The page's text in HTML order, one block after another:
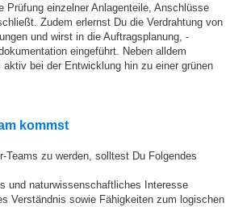
Prüfung einzelner Anlagenteile, Anschlüsse
Zudem erlernst Du die Verdrahtung von
und wirst in die Auftragsplanung, -
eingeführt. Neben alldem
bei der Entwicklung hin zu einer grünen
kommst
Teams zu werden, solltest Du Folgendes
und naturwissenschaftliches Interesse
Verständnis sowie Fähigkeiten zum logischen